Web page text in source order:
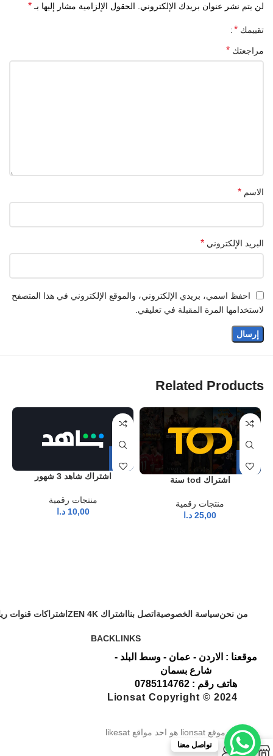
لن يتم نشر عنوان بريدك الإلكتروني. الحقول الإلزامية مشار إليها بـ*
تقييمك*
مراجعتك*
الاسم*
البريد الإلكتروني*
احفظ اسمي، بريدي الإلكتروني، والموقع الإلكتروني في هذا المتصفح
لاستخدامها المرة المقبلة في تعليقي.
Related Products
اشتراك tod سنة
منتجات رقمية
25,00 د.ا
اشتراك شاهد 3 شهور
منتجات رقمية
10,00 د.ا
من نحنسياسة الخصوصية اتصل بنا اشتراك ZEN 4K اشتراكات قنوات
BACKLINKS
موقعنا : الاردن - عمان - وسط البلد -
شارع بسمان
هاتف رقم : 0785114762
Lionsat Copyright © 2024
موقع lionsat هو احد مواقع likesat
تواصل معنا 0